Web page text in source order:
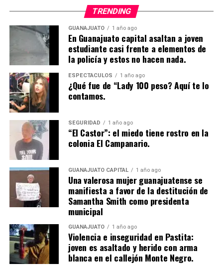
TRENDING
GUANAJUATO 1 año ago
En Guanajuato capital asaltan a joven
estudiante casi frente a elementos de
la policía y estos no hacen nada.
ESPECTÁCULOS 1 año ago
¿Qué fue de “Lady 100 peso? Aquí te lo
contamos.
SEGURIDAD 1 año ago
“El Castor”: el miedo tiene rostro en la
colonia El Campanario.
GUANAJUATO CAPITAL 1 año ago
Una valerosa mujer guanajuatense se
manifiesta a favor de la destitución de
Samantha Smith como presidenta
municipal
GUANAJUATO 1 año ago
Violencia e inseguridad en Pastita:
joven es asaltado y herido con arma
blanca en el callejón Monte Negro.